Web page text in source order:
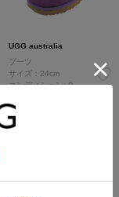
UGG australia
ブーツ
サイズ：24cm
コンディション: B
5,200円（税込）